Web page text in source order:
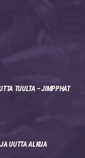
TUULTA – JIMPPHAT
UUTTA ALKUA